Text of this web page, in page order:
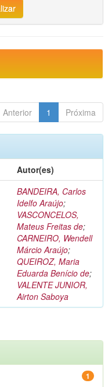
Anterior 1 Próxima
Autor(es)
BANDEIRA, Carlos
Idelfo Araújo;
VASCONCELOS,
Mateus Freitas de;
CARNEIRO, Wendell
Márcio Araújo;
QUEIROZ, Maria
Eduarda Benício de;
VALENTE JUNIOR,
Airton Saboya
1